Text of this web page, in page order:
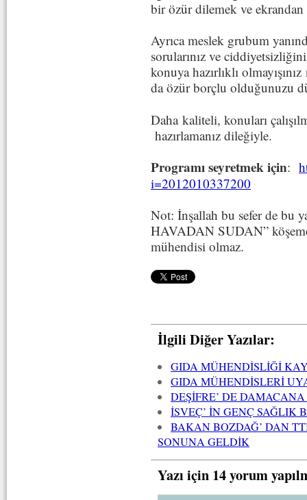
bir özür dilemek ve
Ayrıca meslek grubum
sorularınız ve
konuya hazırlıklı
da özür borçlu olduğunuzu
Daha kaliteli, konuları
hazırlamanız dileğiyle.
Programı seyretmek için:
i=2012010337200
Not: İnşallah bu sefer de bu
HAVADAN SUDAN”
mühendisi olmaz.
İlgili Diğer Yazılar:
GIDA MÜHENDİSLİĞİ
GIDA MÜHENDİSLERİ
DEŞİFRE’ DE
İSVEÇ’ İN GENÇ SAĞLIK
BAKAN BOZDAĞ’ DAN
SONUNA GELDİK
Yazı için 14 yorum